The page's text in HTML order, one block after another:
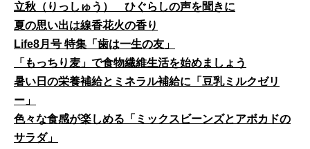
立秋（りっしゅう） ひぐらしの声を聞きに
夏の思い出は線香花火の香り
Life8月号 特集「歯は一生の友」
「もっちり麦」で食物繊維生活を始めましょう
暑い日の栄養補給とミネラル補給に「豆乳ミルクゼリ
ー」
色々な食感が楽しめる「ミックスビーンズとアボカドの
サラダ」